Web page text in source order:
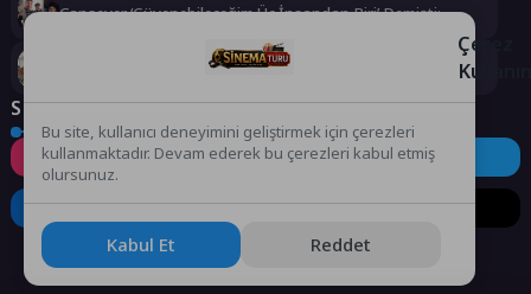
Cansever ‘Güvenebileceğim Üç İnsandan Biri’ Demişti:
Büyükşehir, çocukları afetlere karşı bilinçlendiriyor
Sosyal Medya
Instagram Facebook Twitter
LinkedIn YouTube TikTok
Çerez
Bu site, kullanıcı deneyimini geliştirmek için çerezleri
kullanmaktadır. Devam ederek bu çerezleri kabul etmiş
olursunuz.
Kabul Et Reddet